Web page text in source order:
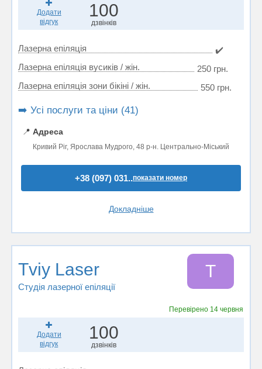
Додати
відгук
100
дзвінків
Лазерна епіляція
✔️
Лазерна епіляція вусиків / жін.
250 грн.
Лазерна епіляція зони бікіні / жін.
550 грн.
➡️ Усі послуги та ціни (41)
📍 Адреса
Кривий Ріг, Ярослава Мудрого, 48 р-н. Центрально-Міський
+38 (097) 031..показати номер
Докладніше
Tviy Laser
Студія лазерної епіляції
T
Перевірено 14 червня
Додати
відгук
100
дзвінків